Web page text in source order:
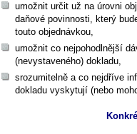
umožnit určit už na úrovni
daňové povinnosti, který
touto objednávkou,
umožnit co nejpohodlnější
(nevystaveného) dokladu,
srozumitelně a co nejdříve
dokladu vyskytují (nebo